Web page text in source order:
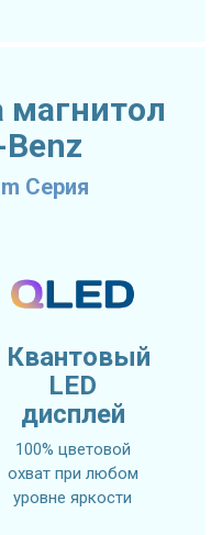
Серия
Квантовый
LED
дисплей
100% цветовой
охват при любом
уровне яркости